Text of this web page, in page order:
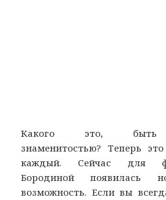
Какого это, быть
знаменитостью? Теперь
каждый. Сейчас для
Бородиной появилась
возможность. Если вы